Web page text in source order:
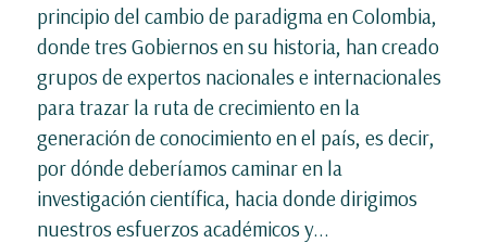
principio del cambio de paradigma en Colombia,
donde tres Gobiernos en su historia, han creado
grupos de expertos nacionales e internacionales
para trazar la ruta de crecimiento en la
generación de conocimiento en el país, es decir,
por dónde deberíamos caminar en la
investigación científica, hacia donde dirigimos
nuestros esfuerzos académicos y...